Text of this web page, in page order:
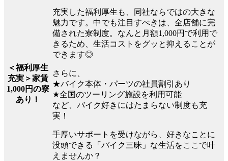
＜福利厚生
充実＞家賃
1,000円の寮
あり！
充実した福利厚生も、同社ならではの大きな
魅力です。中でも注目すべきは、全店舗に完
備された寮制度。なんと月額1,000円で利用で
きるため、生活コストをグッと抑えることが
できます◎
さらに、
★バイク本体・パーツの社員割引あり
★全国のツーリング施設を利用可能
など、バイク好きにはたまらない制度も充
実！
手厚いサポートを受けながら、好きなことに
没頭できる「バイク三昧」な生活をここで叶
えませんか？